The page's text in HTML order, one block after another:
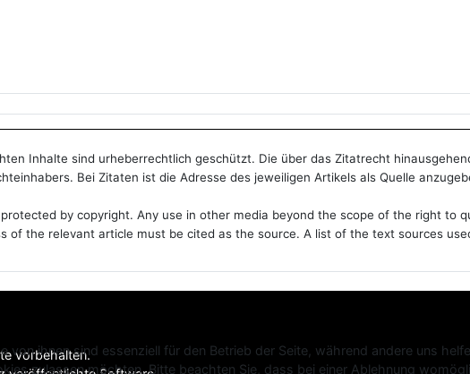
Inhalte sind urheberrechtlich geschützt. Die über das Zitatrecht
Bei Zitaten ist die Adresse des jeweiligen Artikels als Quelle
by copyright. Any use in other media beyond the scope of the right
of the relevant article must be cited as the source. A list of the text sources
vorbehalten.
von ihnen sind essenziell für den Betrieb der Seite, während andere uns
zulassen möchten. Bitte beachten Sie, dass bei einer Ablehnung